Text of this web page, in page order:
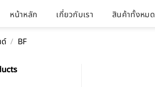
หน้าหลัก เกี่ยวกับเรา สินค้าทั้งหมด
/ BF